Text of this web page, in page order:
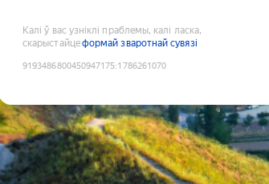
Калі ў вас узніклі праблемы, калі ласка,
скарыстайцеформай зваротнай сувязі
9193486800450947175:1786261070